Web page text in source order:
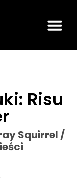
Risu
Squirrel /